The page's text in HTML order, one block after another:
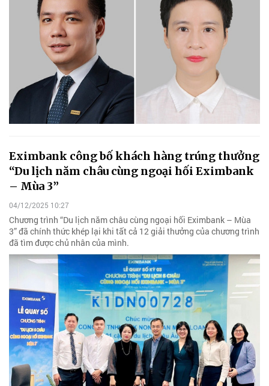
Eximbank công bố khách hàng trúng thưởng
“Du lịch năm châu cùng ngoại hối Eximbank
– Mùa 3”
04/12/2025 10:27
Chương trình “Du lịch năm châu cùng ngoại hối Eximbank – Mùa
3” đã chính thức khép lại khi tất cả 12 giải thưởng của chương trình
đã tìm được chủ nhân của mình.